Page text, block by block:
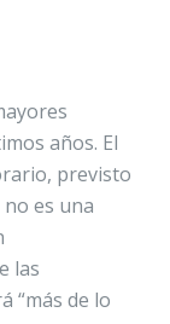
años. El
previsto
es una
las
“más de lo